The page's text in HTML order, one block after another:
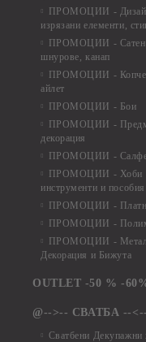
ПРОМОЦИИ -
изрязани елементи,
ПРОМОЦИИ -
шнурове, канап
ПРОМОЦИИ -
айлет
ПРОМОЦИИ - Бои
ПРОМОЦИИ -
декорация
ПРОМОЦИИ -
ПРОМОЦИИ - Хоби
инструменти и пособия
ПРОМОЦИИ - Платна
ПРОМОЦИИ -
ПРОМОЦИИ -
Декорация и Бижута
OUTLET -50 % -
@-->-- СВАТБА --
Сватбени Декупажни